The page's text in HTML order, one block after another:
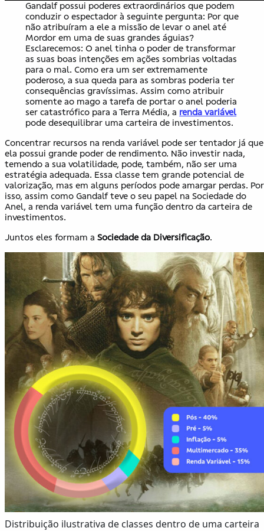
Gandalf possui poderes extraordinários que podem
conduzir o espectador à seguinte pergunta: Por que
não atribuíram a ele a missão de levar o anel até
Mordor em uma de suas grandes águias?
Esclarecemos: O anel tinha o poder de transformar
as suas boas intenções em ações sombrias voltadas
para o mal. Como era um ser extremamente
poderoso, a sua queda para as sombras poderia ter
consequências gravíssimas. Assim como atribuir
somente ao mago a tarefa de portar o anel poderia
ser catastrófico para a Terra Média, a renda variável
pode desequilibrar uma carteira de investimentos.
Concentrar recursos na renda variável pode ser tentador já que
ela possui grande poder de rendimento. Não investir nada,
temendo a sua volatilidade, pode, também, não ser uma
estratégia adequada. Essa classe tem grande potencial de
valorização, mas em alguns períodos pode amargar perdas. Por
isso, assim como Gandalf teve o seu papel na Sociedade do
Anel, a renda variável tem uma função dentro da carteira de
investimentos.
Juntos eles formam a Sociedade da Diversificação.
Distribuição ilustrativa de classes dentro de uma carteira